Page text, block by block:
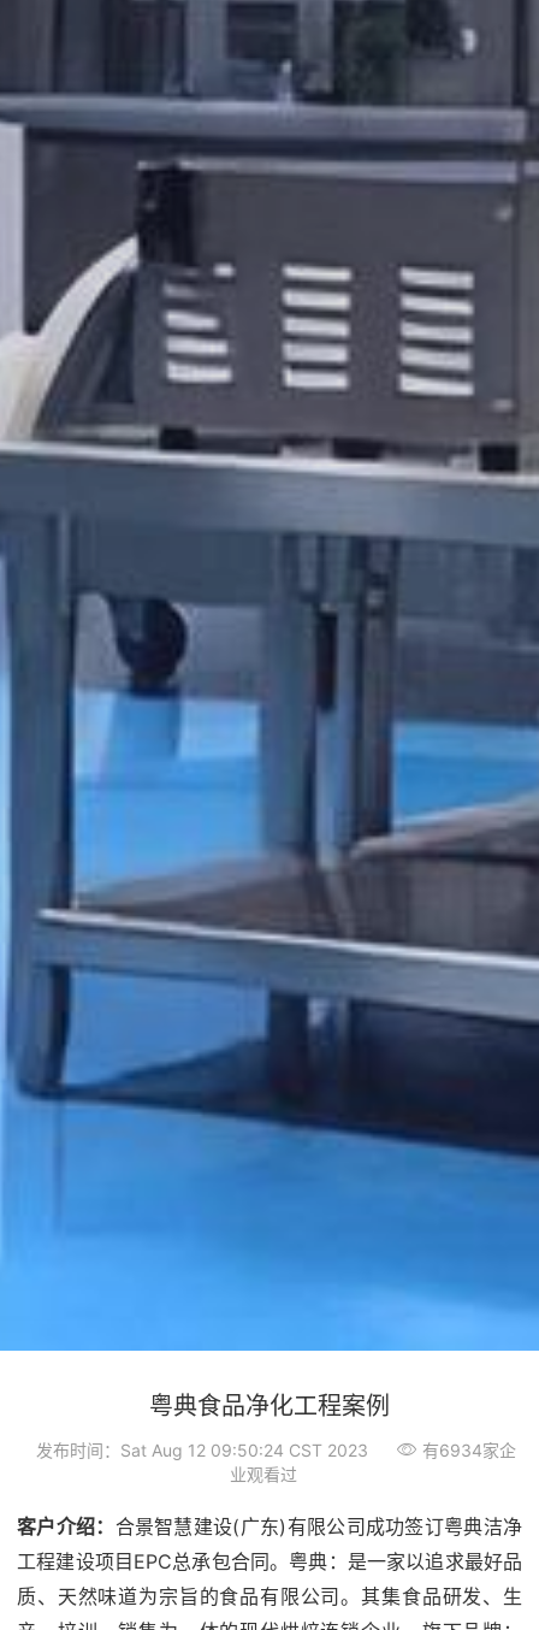
粤典食品净化工程案例
发布时间：Sat Aug 12 09:50:24 CST 2023
有6934家企
业观看过
客户介绍： 合景智慧建设(广东)有限公司成功签订粤典洁净
工程建设项目EPC总承包合同。粤典：是一家以追求最好品
质、天然味道为宗旨的食品有限公司。其集食品研发、生